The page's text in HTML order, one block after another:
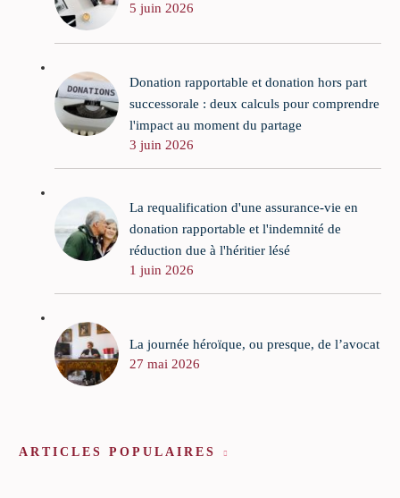
5 juin 2026
Donation rapportable et donation hors part
successorale : deux calculs pour comprendre
l'impact au moment du partage
3 juin 2026
La requalification d'une assurance-vie en
donation rapportable et l'indemnité de
réduction due à l'héritier lésé
1 juin 2026
La journée héroïque, ou presque, de l’avocat
27 mai 2026
ARTICLES POPULAIRES